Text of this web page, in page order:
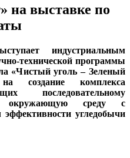
выставке по
индустриальным
технической программы
«Чистый уголь – Зеленый
создание комплекса
последовательному
окружающую среду с
угледобычи